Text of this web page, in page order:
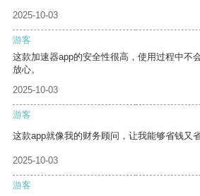
2025-10-03
游客
这款加速器app的安全性很高，使用过程中不
放心。
2025-10-03
游客
这款app就像我的财务顾问，让我能够省钱又省
2025-10-03
游客